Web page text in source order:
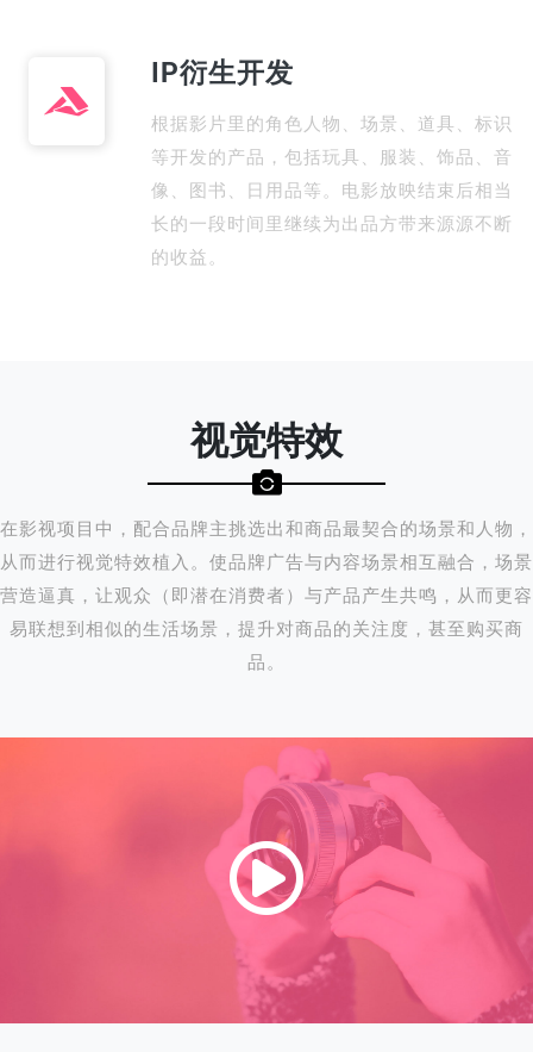
IP衍生开发
根据影片里的角色人物、场景、道具、标识
等开发的产品，包括玩具、服装、饰品、音
像、图书、日用品等。电影放映结束后相当
长的一段时间里继续为出品方带来源源不断
的收益。
视觉特效
在影视项目中，配合品牌主挑选出和商品最契合的场景和人物，
从而进行视觉特效植入。使品牌广告与内容场景相互融合，场景
营造逼真，让观众（即潜在消费者）与产品产生共鸣，从而更容
易联想到相似的生活场景，提升对商品的关注度，甚至购买商
品。